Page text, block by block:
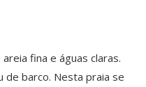
fina e águas claras.
de barco. Nesta praia se